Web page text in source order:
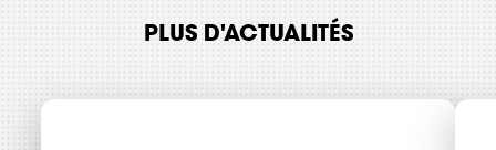
PLUS D'ACTUALITÉS
CONTINUER VERS COOPHUB